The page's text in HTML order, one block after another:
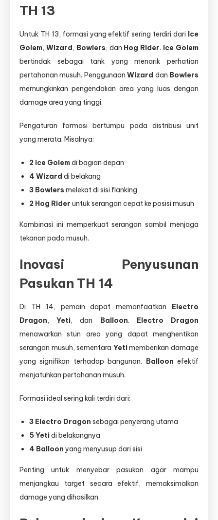
TH 13
Untuk TH 13, formasi yang efektif sering terdiri dari Ice
Golem, Wizard, Bowlers, dan Hog Rider. Ice Golem
bertindak sebagai tank yang menarik perhatian
pertahanan musuh. PenggunaanWizard dan Bowlers
memungkinkan pengendalian area yang luas dengan
damage area yang tinggi.
Pengaturan formasi bertumpu pada distribusi unit
yang merata. Misalnya:
2 Ice Golemdi bagian depan
4 Wizard di belakang
3 Bowlers melekat di sisi flanking
2 Hog Rider untuk serangan cepat ke posisi musuh
Kombinasi ini memperkuat serangan sambil menjaga
tekanan pada musuh.
Inovasi Penyusunan
Pasukan TH 14
Di TH 14, pemain dapat memanfaatkan Electro
Dragon,Yeti, dan Balloon. Electro Dragon
menawarkan stun area yang dapat menghentikan
serangan musuh, sementara Yetimemberikan damage
yang signifikan terhadap bangunan. Balloon efektif
menjatuhkan pertahanan musuh.
Formasi ideal sering kali terdiri dari:
3 Electro Dragon sebagai penyerang utama
5 Yetidi belakangnya
4 Balloon yang menyusup dari sisi
Penting untuk menyebar pasukan agar mampu
menjangkau target secara efektif, memaksimalkan
damage yang dihasilkan.